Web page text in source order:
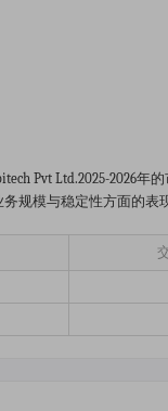
Pvt Ltd.2025-2026
规模与稳定性方面的表